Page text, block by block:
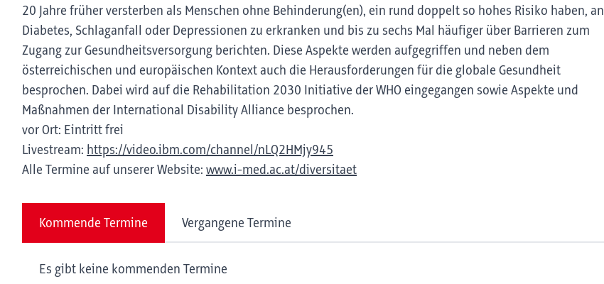
20 Jahre früher versterben als Menschen ohne Behinderung(en), ein rund doppelt so hohes Risiko haben, an
Diabetes, Schlaganfall oder Depressionen zu erkranken und bis zu sechs Mal häufiger über Barrieren zum
Zugang zur Gesundheitsversorgung berichten. Diese Aspekte werden aufgegriffen und neben dem
österreichischen und europäischen Kontext auch die Herausforderungen für die globale Gesundheit
besprochen. Dabei wird auf die Rehabilitation 2030 Initiative der WHO eingegangen sowie Aspekte und
Maßnahmen der International Disability Alliance besprochen.
vor Ort: Eintritt frei
Livestream: https://video.ibm.com/channel/nLQ2HMjy945
Alle Termine auf unserer Website: www.i-med.ac.at/diversitaet
Kommende Termine Vergangene Termine
Es gibt keine kommenden Termine